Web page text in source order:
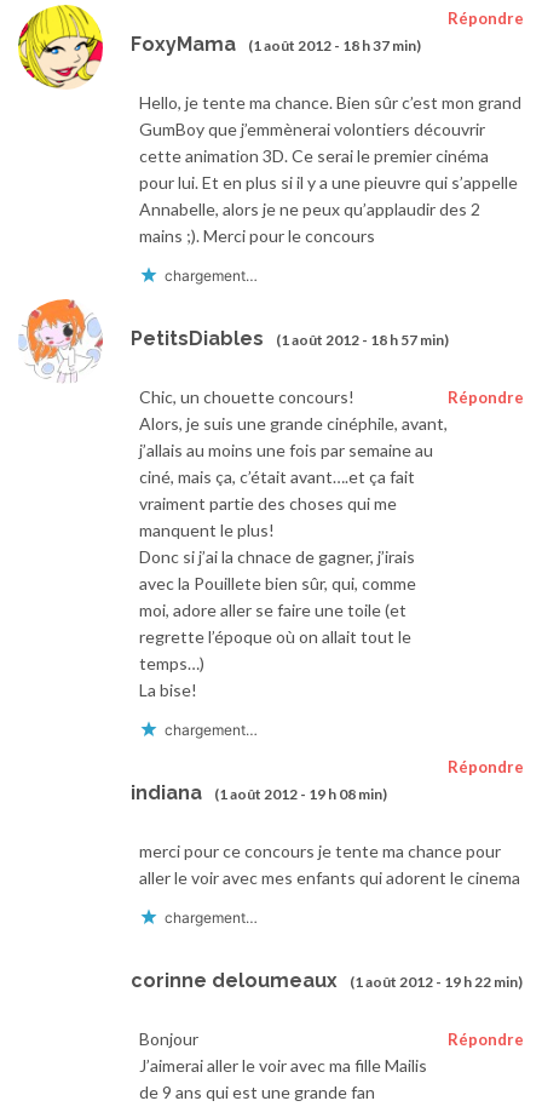
FoxyMama (1 août 2012 - 18 h 37 min)
Répondre
Hello, je tente ma chance. Bien sûr c’est mon grand
GumBoy que j’emmènerai volontiers découvrir
cette animation 3D. Ce serai le premier cinéma
pour lui. Et en plus si il y a une pieuvre qui s’appelle
Annabelle, alors je ne peux qu’applaudir des 2
mains ;). Merci pour le concours
chargement…
PetitsDiables (1 août 2012 - 18 h 57 min)
Répondre
Chic, un chouette concours!
Alors, je suis une grande cinéphile, avant,
j’allais au moins une fois par semaine au
ciné, mais ça, c’était avant….et ça fait
vraiment partie des choses qui me
manquent le plus!
Donc si j’ai la chnace de gagner, j’irais
avec la Pouillete bien sûr, qui, comme
moi, adore aller se faire une toile (et
regrette l’époque où on allait tout le
temps…)
La bise!
chargement…
indiana (1 août 2012 - 19 h 08 min)
Répondre
merci pour ce concours je tente ma chance pour
aller le voir avec mes enfants qui adorent le cinema
chargement…
corinne deloumeaux (1 août 2012 - 19 h 22 min)
Répondre
Bonjour
J’aimerai aller le voir avec ma fille Mailis
de 9 ans qui est une grande fan